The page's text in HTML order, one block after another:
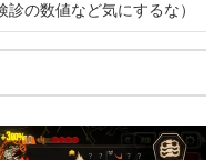
診の数値など気にするな）